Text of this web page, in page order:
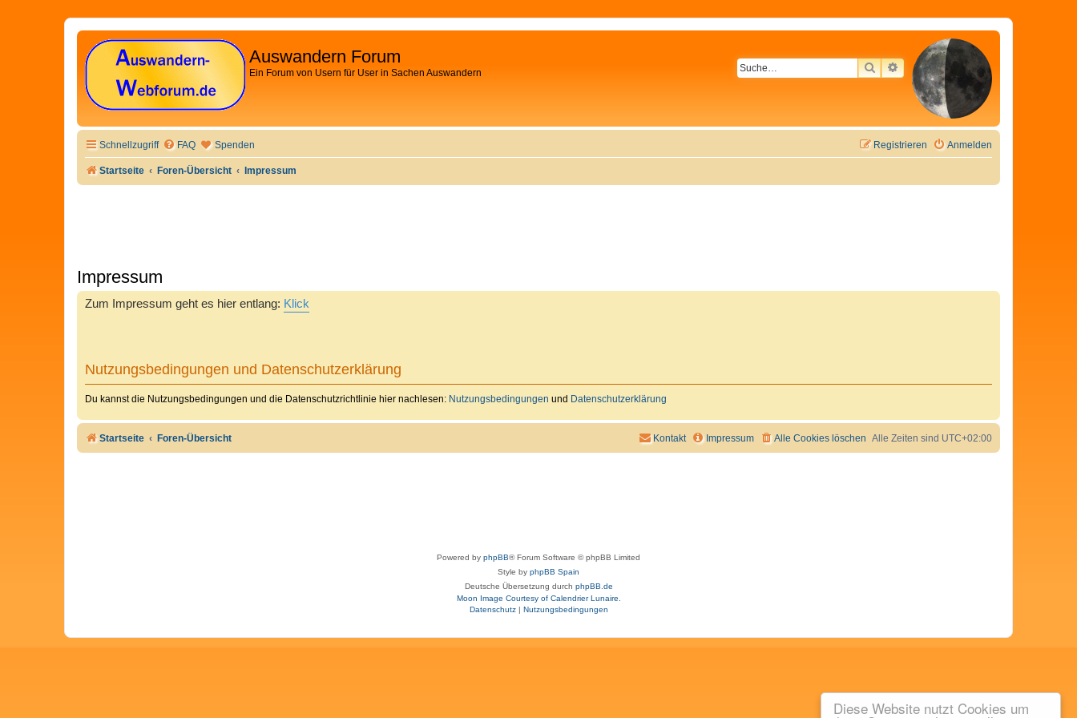
Diese Website nutzt Cookies um
Auswandern Forum
Ein Forum von Usern für User in Sachen Auswandern SUCHEERWEITERTE SUCHE
Schnellzugriff FAQ Spenden Anmelden
Registrieren
Startseite Foren-Übersicht Impressum
Impressum
Zum Impressum geht es hier entlang: Klick
Nutzungsbedingungen und Datenschutzerklärung
Du kannst die Nutzungsbedingungen und die Datenschutzrichtlinie hier nachlesen: Nutzungsbedingungen und Datenschutzerklärung
Startseite Foren-Übersicht Alle Zeiten sind UTC+02:00
Alle Cookies löschen
Impressum
Kontakt
Powered by phpBB® Forum Software © phpBB Limited
Style by phpBB Spain
Deutsche Übersetzung durch phpBB.de
Moon Image Courtesy of Calendrier Lunaire.
Datenschutz| Nutzungsbedingungen